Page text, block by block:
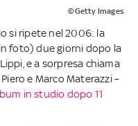
©Getty Images
si ripete nel 2006: la
foto) due giorni dopo la
e a sorpresa chiama
e Marco Materazzi –
in studio dopo 11